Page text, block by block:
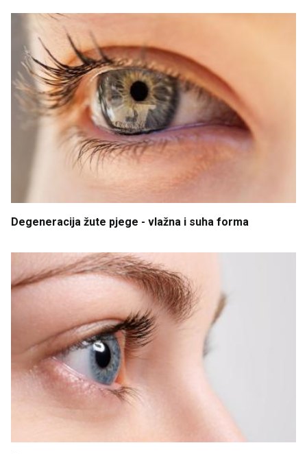
Degeneracija žute pjege - vlažna i suha forma